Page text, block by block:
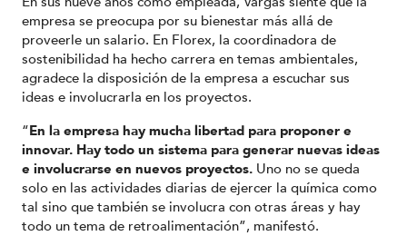
empresa se preocupa por su bienestar más allá de
proveerle un salario. En Florex, la coordinadora de
sostenibilidad ha hecho carrera en temas ambientales,
agradece la disposición de la empresa a escuchar sus
ideas e involucrarla en los proyectos.
“En la empresa hay mucha libertad para proponer e
innovar. Hay todo un sistema para generar nuevas ideas
e involucrarse en nuevos proyectos. Uno no se queda
solo en las actividades diarias de ejercer la química como
tal sino que también se involucra con otras áreas y hay
todo un tema de retroalimentación”, manifestó.